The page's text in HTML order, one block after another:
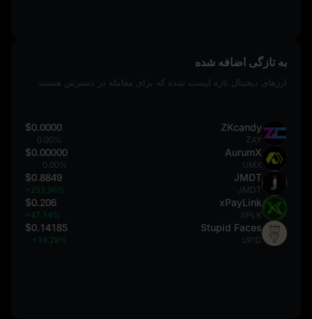
به تازگی اضافه شده
ارزهای دیجیتال تازه لیست شده که برای معامله در دسترس هستند
ZKcandy
ZAY
$0.0000
0.00%
AurumX
UMX
$0.00000
0.00%
JMDT
JMDT
$0.8849
+253.96%
xPayLink
XPLK
$0.206
+47.14%
Stupid Faces
UPID
$0.14185
+18.28%